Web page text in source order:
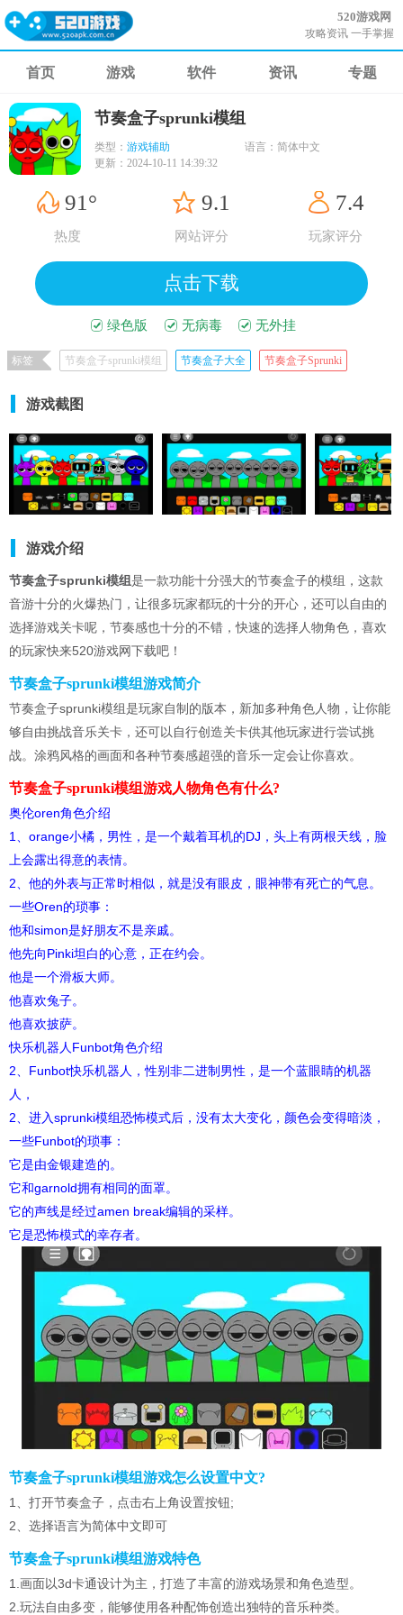
520游戏网
攻略资讯 一手掌握
首页 游戏 软件 资讯 专题
节奏盒子sprunki模组
类型： 游戏辅助 语言： 简体中文
更新： 2024-10-11 14:39:32
91°
热度
9.1
网站评分
7.4
玩家评分
点击下载
绿色版 无病毒 无外挂
标签 节奏盒子sprunki模组 节奏盒子大全 节奏盒子Sprunki
游戏截图
游戏介绍
节奏盒子sprunki模组是一款功能十分强大的节奏盒子的模组，这款
音游十分的火爆热门，让很多玩家都玩的十分的开心，还可以自由的
选择游戏关卡呢，节奏感也十分的不错，快速的选择人物角色，喜欢
的玩家快来520游戏网下载吧！
节奏盒子sprunki模组游戏简介
节奏盒子sprunki模组是玩家自制的版本，新加多种角色人物，让你能
够自由挑战音乐关卡，还可以自行创造关卡供其他玩家进行尝试挑
战。涂鸦风格的画面和各种节奏感超强的音乐一定会让你喜欢。
节奏盒子sprunki模组游戏人物角色有什么?
奥伦oren角色介绍
1、orange小橘，男性，是一个戴着耳机的DJ，头上有两根天线，脸
上会露出得意的表情。
2、他的外表与正常时相似，就是没有眼皮，眼神带有死亡的气息。
一些Oren的琐事：
他和simon是好朋友不是亲戚。
他先向Pinki坦白的心意，正在约会。
他是一个滑板大师。
他喜欢兔子。
他喜欢披萨。
快乐机器人Funbot角色介绍
2、Funbot快乐机器人，性别非二进制男性，是一个蓝眼睛的机器
人，
2、进入sprunki模组恐怖模式后，没有太大变化，颜色会变得暗淡，
一些Funbot的琐事：
它是由金银建造的。
它和garnold拥有相同的面罩。
它的声线是经过amen break编辑的采样。
它是恐怖模式的幸存者。
节奏盒子sprunki模组游戏怎么设置中文?
1、打开节奏盒子，点击右上角设置按钮;
2、选择语言为简体中文即可
节奏盒子sprunki模组游戏特色
1.画面以3d卡通设计为主，打造了丰富的游戏场景和角色造型。
2.玩法自由多变，能够使用各种配饰创造出独特的音乐种类。